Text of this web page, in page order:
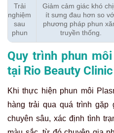
Trải
nghiệm
sau
phun
Giảm cảm giác khó
ít sưng đau hơn so
phương pháp phun
truyền thống.
Quy trình phun
tại Rio Beauty Clinic
Khi thực hiện phun môi
hàng trải qua quá trình gặp
chuyên sâu, xác định tình